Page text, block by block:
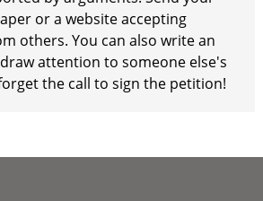
or a website accepting
others. You can also write an
attention to someone else's
the call to sign the petition!